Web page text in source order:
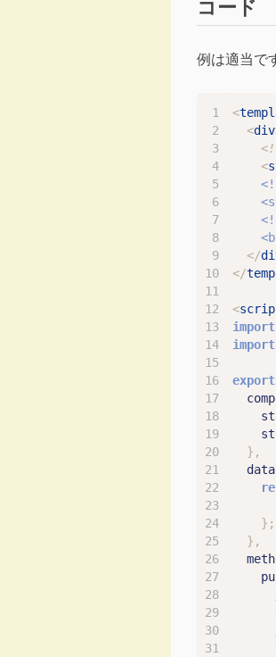
コード
例は適当で
<
<div
<
</
</
<
import
import
export
},
data
};
},